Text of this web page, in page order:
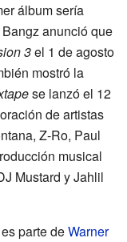
álbum sería
anunció que
3el 1 de agosto
mostró la
se lanzó el 12
de artistas
Z-Ro, Paul
musical
Mustard y Jahlil
parte deWarner